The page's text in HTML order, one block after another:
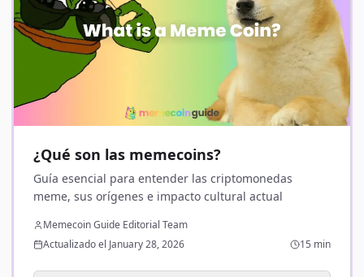
¿Qué son las memecoins?
Guía esencial para entender las criptomonedas
meme, sus orígenes e impacto cultural actual
Memecoin Guide Editorial Team
Actualizado el January 28, 2026
15 min